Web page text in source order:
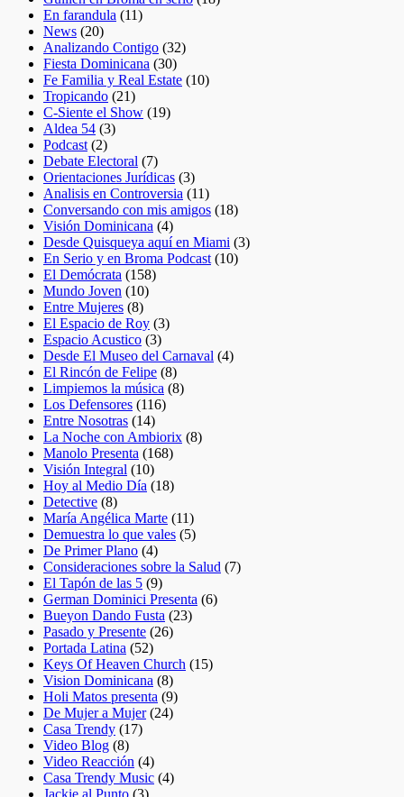
En farandula (11)
News (20)
Analizando Contigo (32)
Fiesta Dominicana (30)
Fe Familia y Real Estate (10)
Tropicando (21)
C-Siente el Show (19)
Aldea 54 (3)
Podcast (2)
Debate Electoral (7)
Orientaciones Jurídicas (3)
Analisis en Controversia (11)
Conversando con mis amigos (18)
Visión Dominicana (4)
Desde Quisqueya aquí en Miami (3)
En Serio y en Broma Podcast (10)
El Demócrata (158)
Mundo Joven (10)
Entre Mujeres (8)
El Espacio de Roy (3)
Espacio Acustico (3)
Desde El Museo del Carnaval (4)
El Rincón de Felipe (8)
Limpiemos la música (8)
Los Defensores (116)
Entre Nosotras (14)
La Noche con Ambiorix (8)
Manolo Presenta (168)
Visión Integral (10)
Hoy al Medio Día (18)
Detective (8)
María Angélica Marte (11)
Demuestra lo que vales (5)
De Primer Plano (4)
Consideraciones sobre la Salud (7)
El Tapón de las 5 (9)
German Dominici Presenta (6)
Bueyon Dando Fusta (23)
Pasado y Presente (26)
Portada Latina (52)
Keys Of Heaven Church (15)
Vision Dominicana (8)
Holi Matos presenta (9)
De Mujer a Mujer (24)
Casa Trendy (17)
Video Blog (8)
Video Reacción (4)
Casa Trendy Music (4)
Jackie al Punto (3)